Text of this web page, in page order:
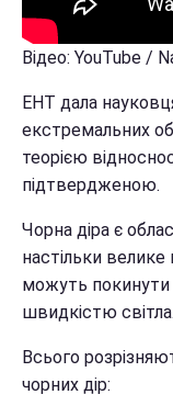
Відео: YouTube /
EHT дала
екстремальних
теорією
підтвердженою.
Чорна діра є
настільки велике
можуть покинути
швидкістю світла.
Всього
чорних дір: